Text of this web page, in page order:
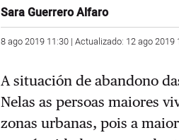
Sara Guerrero Alfaro
8 ago 2019 11:30 | Actualizado: 12 ago 2019
A situación de abandono
Nelas as persoas maiores
zonas urbanas, pois a